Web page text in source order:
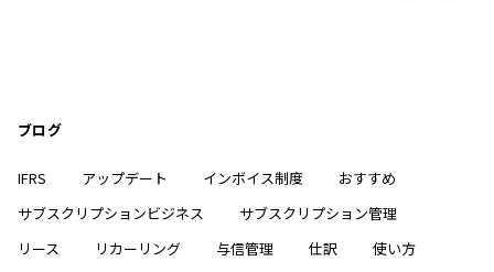
ブログ
IFRS アップデート インボイス制度
おすすめ
サブスクリプションビジネス
サブスクリプション管理
リース
リカーリング 与信管理 仕訳
使い方